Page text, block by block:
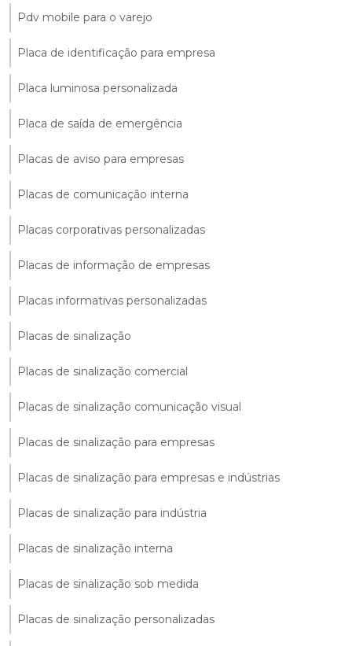
Pdv mobile para o varejo
Placa de identificação para empresa
Placa luminosa personalizada
Placa de saída de emergência
Placas de aviso para empresas
Placas de comunicação interna
Placas corporativas personalizadas
Placas de informação de empresas
Placas informativas personalizadas
Placas de sinalização
Placas de sinalização comercial
Placas de sinalização comunicação visual
Placas de sinalização para empresas
Placas de sinalização para empresas e indústrias
Placas de sinalização para indústria
Placas de sinalização interna
Placas de sinalização sob medida
Placas de sinalização personalizadas